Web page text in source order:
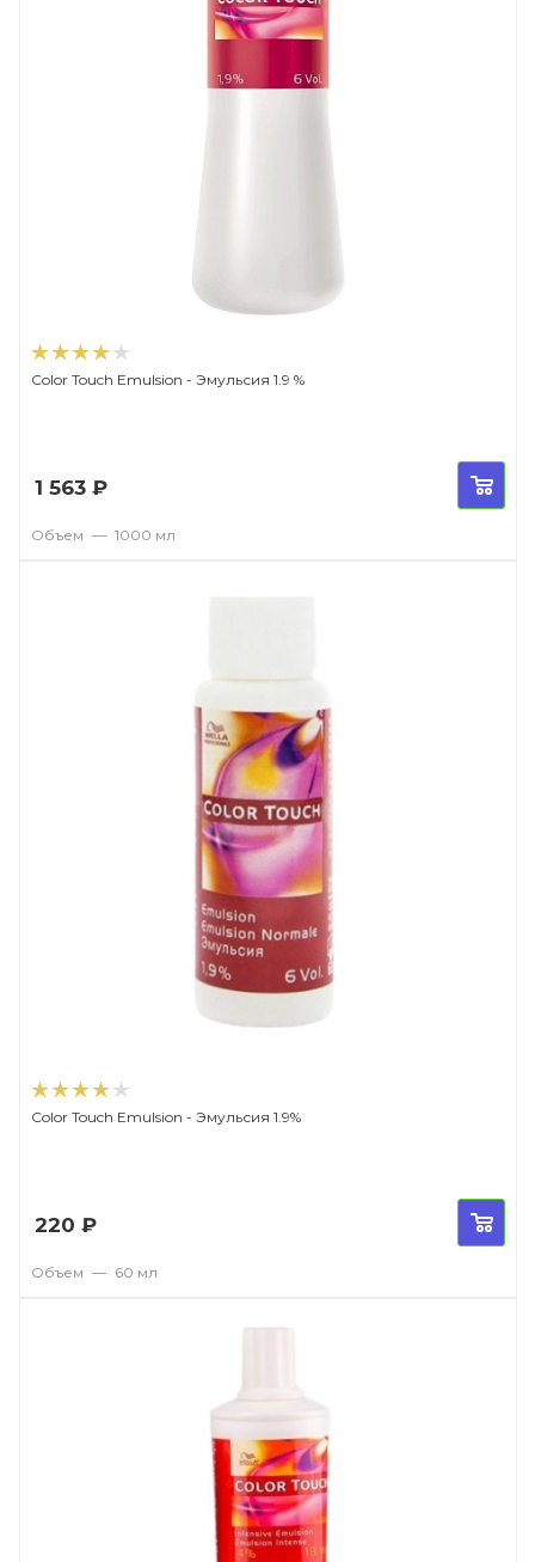
Color Touch Emulsion - Эмульсия 1.9 %
1 563 ₽
Объем — 1000 мл
Color Touch Emulsion - Эмульсия 1.9%
220 ₽
Объем — 60 мл